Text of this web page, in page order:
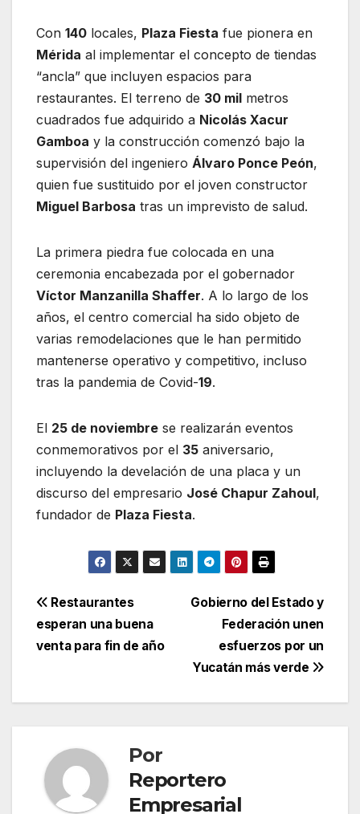
Con 140 locales, Plaza Fiesta fue pionera en
Mérida al implementar el concepto de tiendas
“ancla” que incluyen espacios para
restaurantes. El terreno de 30 mil metros
cuadrados fue adquirido a Nicolás Xacur
Gamboa y la construcción comenzó bajo la
supervisión del ingeniero Álvaro Ponce Peón,
quien fue sustituido por el joven constructor
Miguel Barbosa tras un imprevisto de salud.
La primera piedra fue colocada en una
ceremonia encabezada por el gobernador
Víctor Manzanilla Shaffer. A lo largo de los
años, el centro comercial ha sido objeto de
varias remodelaciones que le han permitido
mantenerse operativo y competitivo, incluso
tras la pandemia de Covid-19.
El 25 de noviembre se realizarán eventos
conmemorativos por el 35 aniversario,
incluyendo la develación de una placa y un
discurso del empresario José Chapur Zahoul,
fundador de Plaza Fiesta.
Navegación
de
Gobierno del Estado y
Federación unen
esfuerzos por un
Yucatán más verde
Restaurantes
esperan una buena
venta para fin de año
Por
Reportero
Empresarial